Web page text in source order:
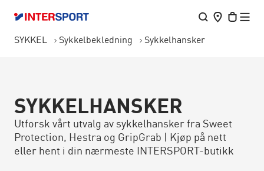
SYKKEL Sykkelbekledning Sykkelhansker
SYKKELHANSKER
Utforsk vårt utvalg av sykkelhansker fra Sweet
Protection, Hestra og GripGrab | Kjøp på nett
eller hent i din nærmeste INTERSPORT-butikk